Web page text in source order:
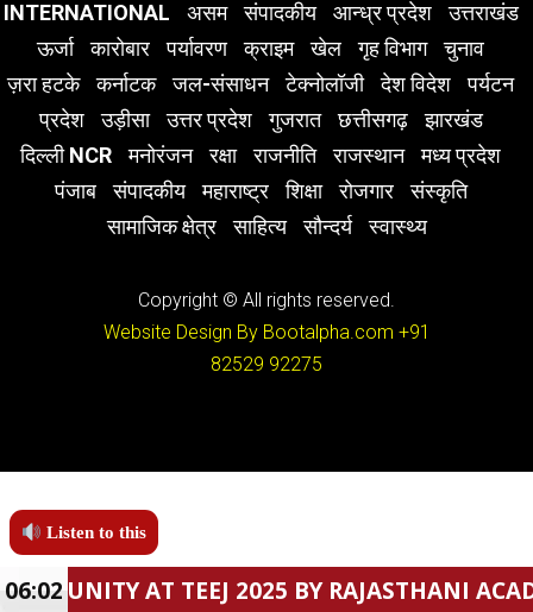
INTERNATIONAL
असम संपादकीय आन्ध्र प्रदेश
उत्तराखंड
ऊर्जा
कारोबार पर्यावरण क्राइम खेल गृह विभाग
चुनाव
ज़रा हटके
कर्नाटक जल-संसाधन टेक्नोलॉजी देश विदेश
पर्यटन
प्रदेश
उड़ीसा उत्तर प्रदेश गुजरात छत्तीसगढ़
झारखंड
दिल्ली NCR
मनोरंजन रक्षा राजनीति राजस्थान
मध्य प्रदेश
पंजाब
संपादकीय महाराष्ट्र शिक्षा रोजगार
संस्कृति
सामाजिक क्षेत्र
साहित्य सौन्दर्य स्वास्थ्य
Copyright © All rights reserved.
Website Design By Bootalpha.com +91
82529 92275
Listen to this
TEEJ 2025 BY RAJASTHANI ACADEMY.
06:02